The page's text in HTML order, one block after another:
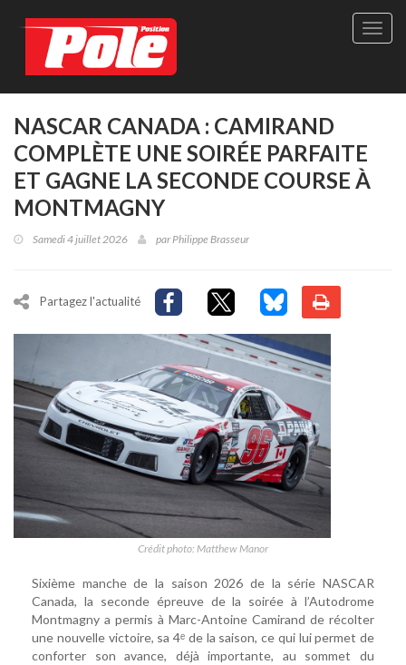
Site
NASCAR CANADA : CAMIRAND
COMPLÈTE UNE SOIRÉE PARFAITE
ET GAGNE LA SECONDE COURSE À
MONTMAGNY
Samedi 4 juillet 2026 parPhilippe Brasseur
Partagez l'actualité
Crédit photo: Matthew Manor
Sixième manche de la saison 2026 de la série NASCAR
Canada, la seconde épreuve de la soirée à l’Autodrome
Montmagny a permis à Marc-Antoine Camirand de récolter
une nouvelle victoire, sa 4ᵉ de la saison, ce qui lui permet de
conforter son avance, déjà importante, au sommet du